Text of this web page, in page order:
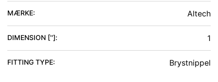
MÆRKE: Altech
DIMENSION ['']: 1
FITTING TYPE: Brystnippel